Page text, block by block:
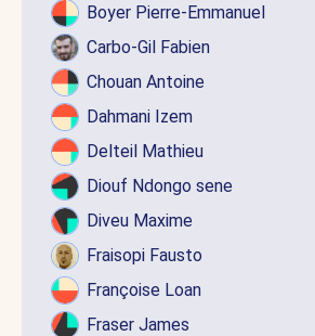
Boyer Pierre-Emmanuel
Carbo-Gil Fabien
Chouan Antoine
Dahmani Izem
Delteil Mathieu
Diouf Ndongo sene
Diveu Maxime
Fraisopi Fausto
Françoise Loan
Fraser James